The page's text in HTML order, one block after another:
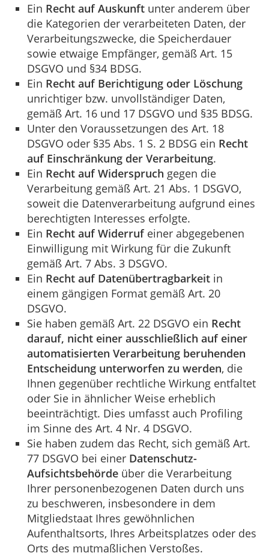
Ein Recht auf Auskunft unter anderem über
die Kategorien der verarbeiteten Daten, der
Verarbeitungszwecke, die Speicherdauer
sowie etwaige Empfänger, gemäß Art. 15
DSGVO und §34 BDSG.
Ein Recht auf Berichtigung oder Löschung
unrichtiger bzw. unvollständiger Daten,
gemäß Art. 16 und 17 DSGVO und §35 BDSG.
Unter den Voraussetzungen des Art. 18
DSGVO oder §35 Abs. 1 S. 2 BDSG ein Recht
auf Einschränkung der Verarbeitung.
Ein Recht auf Widerspruch gegen die
Verarbeitung gemäß Art. 21 Abs. 1 DSGVO,
soweit die Datenverarbeitung aufgrund eines
berechtigten Interesses erfolgte.
Ein Recht auf Widerrufeiner abgegebenen
Einwilligung mit Wirkung für die Zukunft
gemäß Art. 7 Abs. 3 DSGVO.
Ein Recht auf Datenübertragbarkeit in
einem gängigen Format gemäß Art. 20
DSGVO.
Sie haben gemäß Art. 22 DSGVO ein Recht
darauf, nicht einer ausschließlich auf einer
automatisierten Verarbeitung beruhenden
Entscheidung unterworfen zu werden, die
Ihnen gegenüber rechtliche Wirkung entfaltet
oder Sie in ähnlicher Weise erheblich
beeinträchtigt. Dies umfasst auch Profiling
im Sinne des Art. 4 Nr. 4 DSGVO.
Sie haben zudem das Recht, sich gemäß Art.
77 DSGVO bei einer Datenschutz-
Aufsichtsbehörde über die Verarbeitung
Ihrer personenbezogenen Daten durch uns
zu beschweren, insbesondere in dem
Mitgliedstaat Ihres gewöhnlichen
Aufenthaltsorts, Ihres Arbeitsplatzes oder des
Orts des mutmaßlichen Verstoßes.